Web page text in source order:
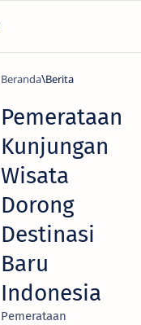
Beranda Berita
Pemerataan
Kunjungan
Wisata
Dorong
Destinasi
Baru
Indonesia
Pemerataan